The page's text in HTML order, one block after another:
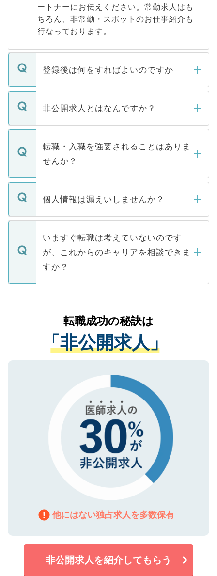
ートナーにお伝えください。常勤求人はも
ちろん、非常勤・スポットのお仕事紹介も
行なっております。
登録後は何をすればよいのですか
ご登録いただきましたら、弊社担当者がご
登録内容を確認し、その後メールもしくは
ます。通常、5営業日以内にはご連絡をせて
いただきますので、しばらくお待ちくださ
い。
非公開求人とはなんですか？
マイナビDOCTORで取り扱っている求人の
うち約3割は、Webサイトからご覧いただ
けない「非公開求人」です。非公開求人は
下記の理由によって、一般には公開してい
ません。
■応募殺到を避けるため 人気のある医療機
関を公にしてしまうと、応募が殺到する場
に、医療機関が求める条件に合った人材の
みを人材紹介会社に依頼するケースが増え
ています。
転職・入職を強要されることはありま
せんか？
転職・入職を強要することは一切ありませ
ん。また、仮に応募先から内定をいただい
定を承諾する必要はありません。内定先へ
の辞退の連絡はキャリアパートナーが行い
ますので、ご安心ください。
個人情報は漏えいしませんか？
個人情報が漏えいすることはありませんの
で、ご安心ください。当サイトからの登録
などで収集したご登録者様の個人情報は、
ご本人のキャリアアップおよび転職活動の
支援を目的に使用いたします。お預かりし
ているすべての個人データはご本人の許可
は、個人情報の取り扱いについての厳密な
管理基準を満たした事業者のみに付与され
る、プライバシーマークを取得済みです。
ご登録いただいた個人情報は、SSL（デー
で、機密保持に関してもご安心ください。
いますぐ転職は考えていないのです
が、これからのキャリアを相談できま
すか？
かがいして、現在の医療機関の状況や紹介
経験をまじえながら、適切なアドバイスを
させていただきます。すぐにご転職をされ
ない方には、長期的なサポートが可能です
ので、まずはご登録ください。
転職成功の秘訣は
「非公開求人」
他にはない独占求人を多数保有
非公開求人を紹介してもらう